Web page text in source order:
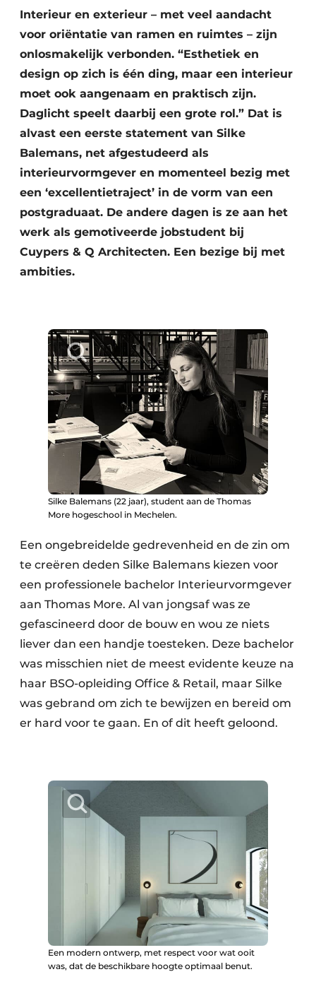
Interieur en exterieur – met veel aandacht
voor oriëntatie van ramen en ruimtes – zijn
onlosmakelijk verbonden. “Esthetiek en
design op zich is één ding, maar een interieur
moet ook aangenaam en praktisch zijn.
Daglicht speelt daarbij een grote rol.” Dat is
alvast een eerste statement van Silke
Balemans, net afgestudeerd als
interieurvormgever en momenteel bezig met
een ‘excellentietraject’ in de vorm van een
postgraduaat. De andere dagen is ze aan het
werk als gemotiveerde jobstudent bij
Cuypers & Q Architecten. Een bezige bij met
ambities.
Silke Balemans (22 jaar), student aan de Thomas
More hogeschool in Mechelen.
Een ongebreidelde gedrevenheid en de zin om
te creëren deden Silke Balemans kiezen voor
een professionele bachelor Interieurvormgever
aan Thomas More. Al van jongsaf was ze
gefascineerd door de bouw en wou ze niets
liever dan een handje toesteken. Deze bachelor
was misschien niet de meest evidente keuze na
haar BSO-opleiding Office & Retail, maar Silke
was gebrand om zich te bewijzen en bereid om
er hard voor te gaan. En of dit heeft geloond.
Een modern ontwerp, met respect voor wat ooit
was, dat de beschikbare hoogte optimaal benut.